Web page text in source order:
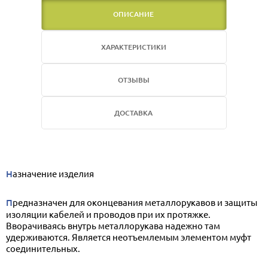
ОПИСАНИЕ
ХАРАКТЕРИСТИКИ
ОТЗЫВЫ
ДОСТАВКА
Назначение изделия
Предназначен для оконцевания металлорукавов и защиты
изоляции кабелей и проводов при их протяжке.
Вворачиваясь внутрь металлорукава надежно там
удерживаются. Является неотъемлемым элементом муфт
соединительных.